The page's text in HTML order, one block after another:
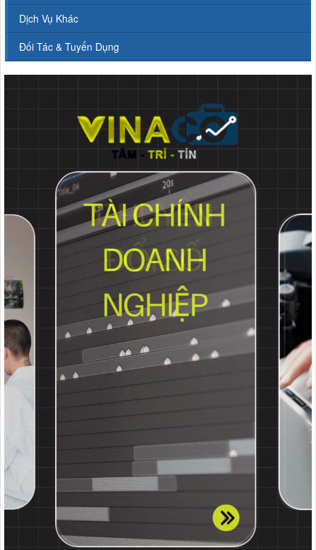
Dịch Vụ Khác
Đối Tác & Tuyển Dụng